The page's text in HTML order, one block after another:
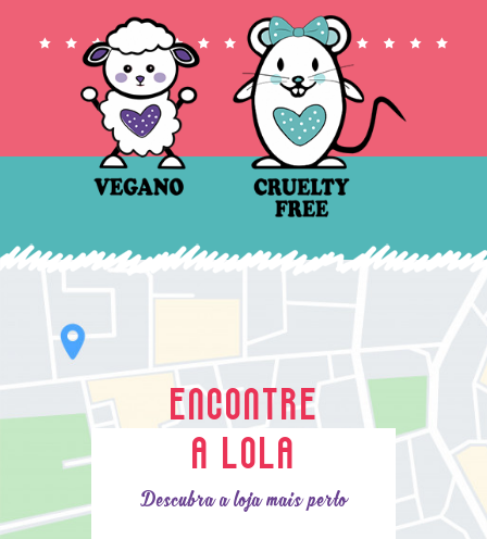
ENCONTRE
A LOLA
Descubra a loja mais perto